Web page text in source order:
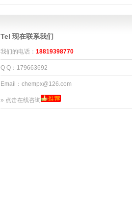
Tel 现在联系我们
我们的电话： 18819398770
Q Q：179663692
Email：chempx@126.com
» 点击在线咨询